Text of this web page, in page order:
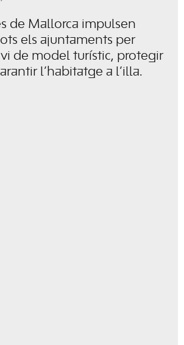
de Mallorca impulsen
els ajuntaments per
de model turístic, protegir
l’habitatge a l’illa.